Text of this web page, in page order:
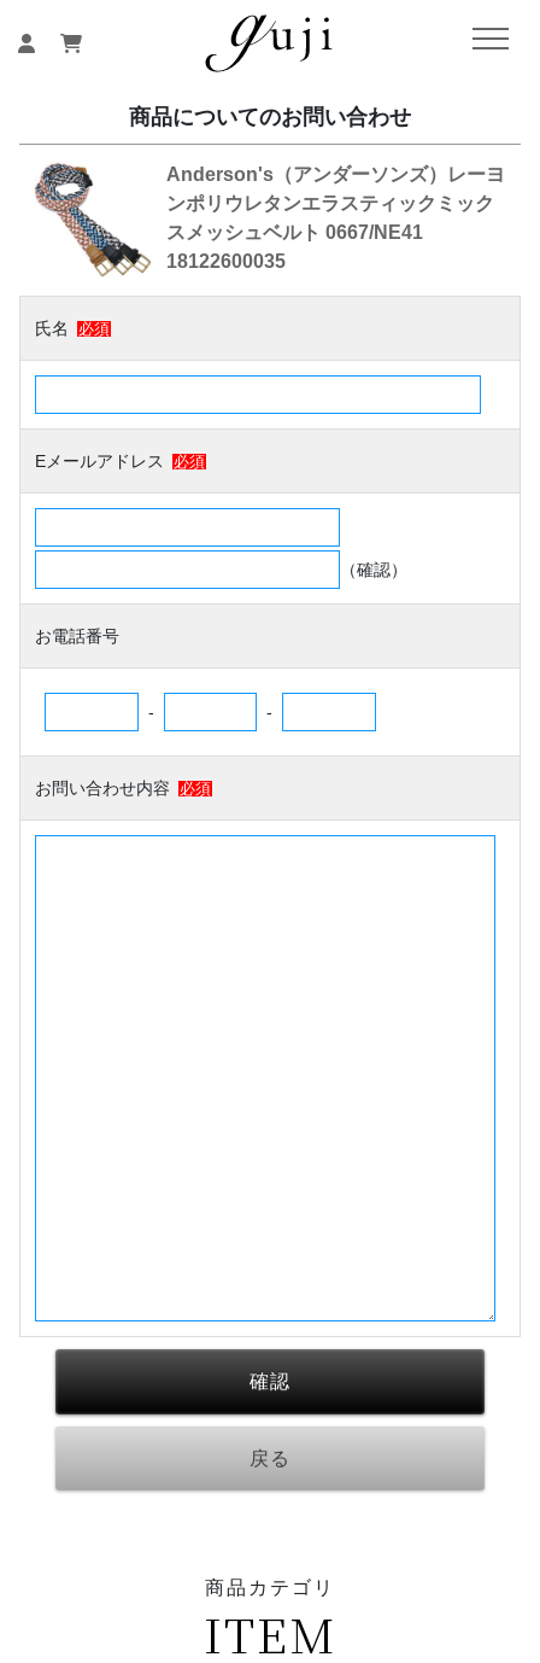
商品についてのお問い合わせ
Anderson's（アンダーソンズ）レーヨ
ンポリウレタンエラスティックミック
スメッシュベルト 0667/NE41
18122600035
氏名 必須
Eメールアドレス 必須
（確認）
お電話番号
- -
お問い合わせ内容 必須
商品カテゴリ
ITEM